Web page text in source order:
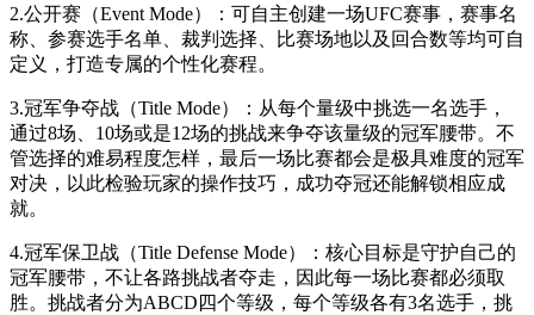
2.公开赛（Event Mode）：可自主创建一场UFC赛事，赛事名
称、参赛选手名单、裁判选择、比赛场地以及回合数等均可自
定义，打造专属的个性化赛程。
3.冠军争夺战（Title Mode）：从每个量级中挑选一名选手，
通过8场、10场或是12场的挑战来争夺该量级的冠军腰带。不
管选择的难易程度怎样，最后一场比赛都会是极具难度的冠军
对决，以此检验玩家的操作技巧，成功夺冠还能解锁相应成
就。
4.冠军保卫战（Title Defense Mode）：核心目标是守护自己的
冠军腰带，不让各路挑战者夺走，因此每一场比赛都必须取
胜。挑战者分为ABCD四个等级，每个等级各有3名选手，挑